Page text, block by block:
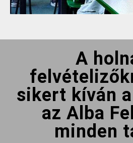
A
sikert kíván a
az Alba
minden